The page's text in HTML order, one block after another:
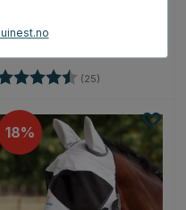
360 kr
(25)
18%